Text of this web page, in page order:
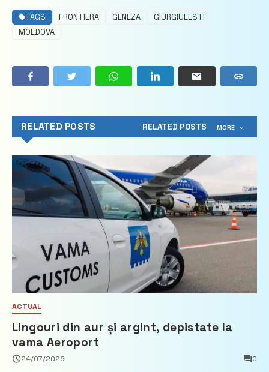
TAGS FRONTIERA GENEZA
GIURGIULESTI
MOLDOVA
RELATED POSTS RELATED POSTS MORE
ACTUAL
Lingouri din aur și argint, depistate la
vama Aeroport
24/07/2026 0